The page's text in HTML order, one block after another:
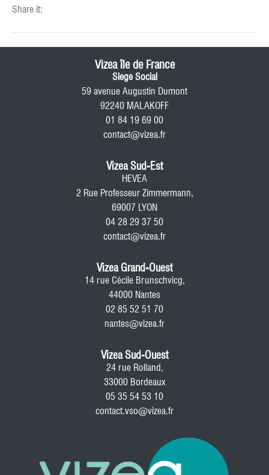
Share it:
Vizea île de France
Siege Social
59 avenue Augustin Dumont
92240 MALAKOFF
01 84 19 69 00
contact@vizea.fr
Vizea Sud-Est
HEVEA
2 Rue Professeur Zimmermann,
69007 LYON
04 28 29 37 50
contact@vizea.fr
Vizea Grand-Ouest
14 rue Cécile Brunschvicg,
44000 Nantes
02 85 52 51 70
nantes@vizea.fr
Vizea Sud-Ouest
24 rue Rolland,
33000 Bordeaux
05 35 54 53 10
contact.vso@vizea.fr